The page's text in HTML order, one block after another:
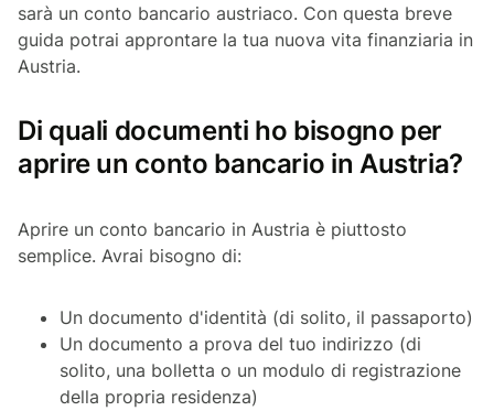
sarà un conto bancario austriaco. Con questa breve
guida potrai approntare la tua nuova vita finanziaria in
Austria.
Di quali documenti ho bisogno per
aprire un conto bancario in Austria?
Aprire un conto bancario in Austria è piuttosto
semplice. Avrai bisogno di:
Un documento d'identità (di solito, il passaporto)
Un documento a prova del tuo indirizzo (di
solito, una bolletta o un modulo di registrazione
della propria residenza)